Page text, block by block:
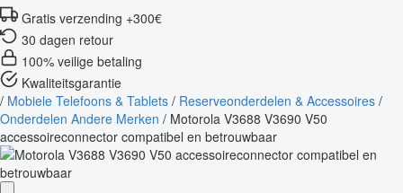
Gratis verzending +300€
30 dagen retour
100% veilige betaling
Kwaliteitsgarantie
/ Mobiele Telefoons & Tablets / Reserveonderdelen & Accessoires /
Onderdelen Andere Merken / Motorola V3688 V3690 V50
accessoireconnector compatibel en betrouwbaar